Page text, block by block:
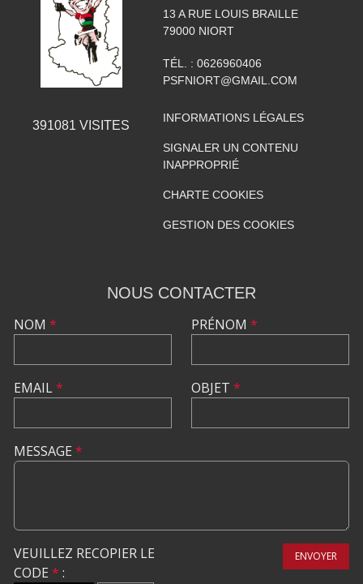
391081 VISITES
13 A RUE LOUIS BRAILLE
79000 NIORT
TÉL. : 0626960406
PSFNIORT@GMAIL.COM
INFORMATIONS LÉGALES
SIGNALER UN CONTENU
INAPPROPRIÉ
CHARTE COOKIES
GESTION DES COOKIES
NOUS CONTACTER
NOM *
EMAIL*
PRÉNOM *
OBJET *
MESSAGE *
VEUILLEZ RECOPIER LE
CODE * :
ENVOYER